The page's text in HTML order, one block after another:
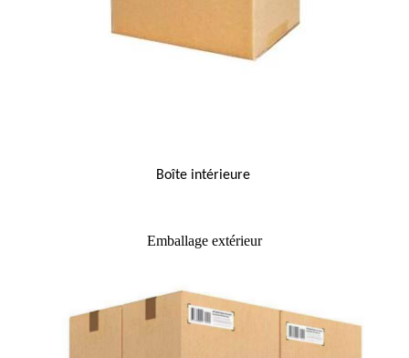
Boîte intérieure
Emballage extérieur